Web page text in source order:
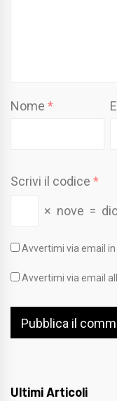
Nome *
Scrivi il codice *
× nove =
Avvertimi via email
Avvertimi via email
Ultimi Articoli